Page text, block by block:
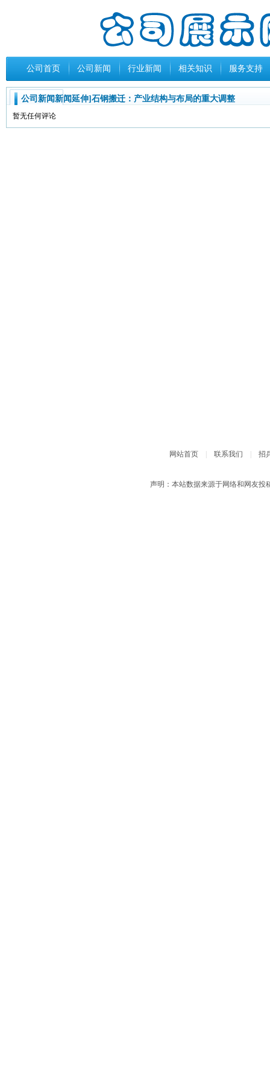
公司首页 公司新闻 行业新闻 相关知识 服务支持
公司新闻新闻延伸]石钢搬迁：产业结构与布局的重大调整
暂无任何评论
网站首页 联系我们 招
声明：本站数据来源于网络和网友投